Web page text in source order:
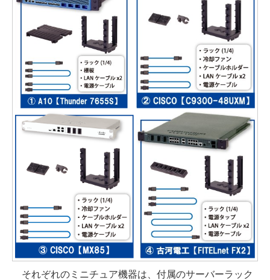
それぞれのミニチュア機器は、付属のサーバーラック